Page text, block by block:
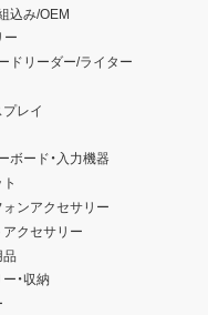
込み/OEM
ー
ドリーダー/ライター
レイ
ボード・入力機器
ンアクセサリー
クセサリー
・収納